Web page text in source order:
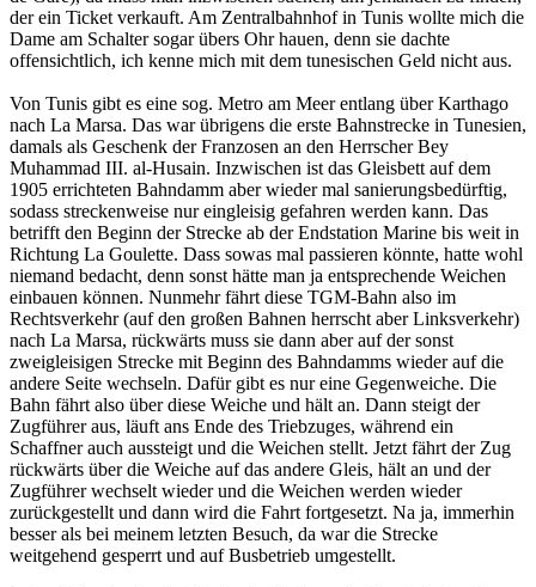
der ein Ticket verkauft. Am Zentralbahnhof in Tunis wollte mich die
Dame am Schalter sogar übers Ohr hauen, denn sie dachte
offensichtlich, ich kenne mich mit dem tunesischen Geld nicht aus.
Von Tunis gibt es eine sog. Metro am Meer entlang über Karthago
nach La Marsa. Das war übrigens die erste Bahnstrecke in Tunesien,
damals als Geschenk der Franzosen an den Herrscher Bey
Muhammad III. al-Husain. Inzwischen ist das Gleisbett auf dem
1905 errichteten Bahndamm aber wieder mal sanierungsbedürftig,
sodass streckenweise nur eingleisig gefahren werden kann. Das
betrifft den Beginn der Strecke ab der Endstation Marine bis weit in
Richtung La Goulette. Dass sowas mal passieren könnte, hatte wohl
niemand bedacht, denn sonst hätte man ja entsprechende Weichen
einbauen können. Nunmehr fährt diese TGM-Bahn also im
Rechtsverkehr (auf den großen Bahnen herrscht aber Linksverkehr)
nach La Marsa, rückwärts muss sie dann aber auf der sonst
zweigleisigen Strecke mit Beginn des Bahndamms wieder auf die
andere Seite wechseln. Dafür gibt es nur eine Gegenweiche. Die
Bahn fährt also über diese Weiche und hält an. Dann steigt der
Zugführer aus, läuft ans Ende des Triebzuges, während ein
Schaffner auch aussteigt und die Weichen stellt. Jetzt fährt der Zug
rückwärts über die Weiche auf das andere Gleis, hält an und der
Zugführer wechselt wieder und die Weichen werden wieder
zurückgestellt und dann wird die Fahrt fortgesetzt. Na ja, immerhin
besser als bei meinem letzten Besuch, da war die Strecke
weitgehend gesperrt und auf Busbetrieb umgestellt.